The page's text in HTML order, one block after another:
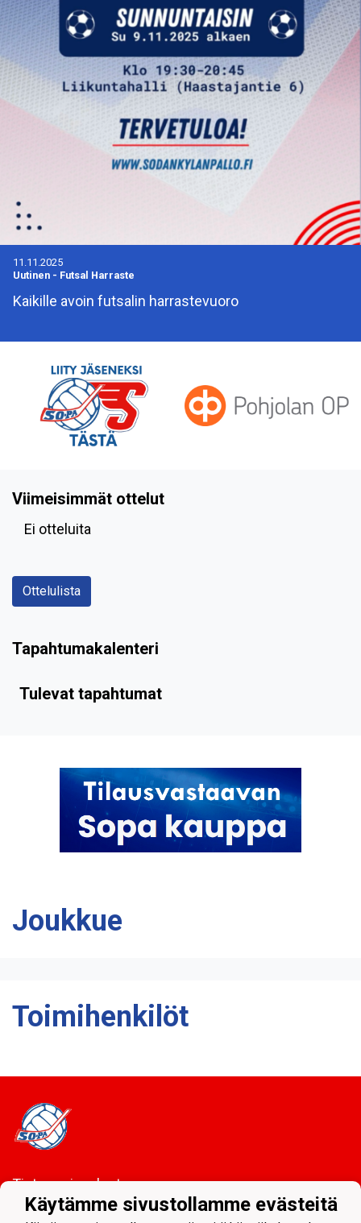
11.11.2025
Uutinen - Futsal Harraste
Kaikille avoin futsalin harrastevuoro
Viimeisimmät ottelut
Ei otteluita
Ottelulista
Tapahtumakalenteri
Tulevat tapahtumat
Joukkue
Toimihenkilöt
Tietosuojaseloste
Sodankylän Pallo ry - Nuorissa on tulevaisuus
Käytämme sivustollamme evästeitä